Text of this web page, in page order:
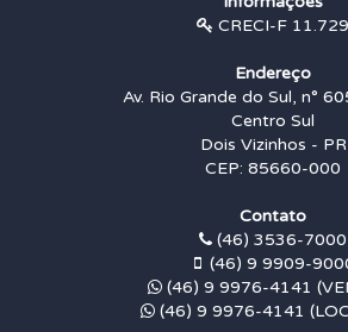
CRECI-F 11.729
Endereço
Av. Rio Grande do Sul, n°
Centro Sul
Dois Vizinhos - PR
CEP: 85660-000
Contato
(46) 3536-7000
(46) 9 9909-
(46) 9 9976-4141
(46) 9 9976-4141